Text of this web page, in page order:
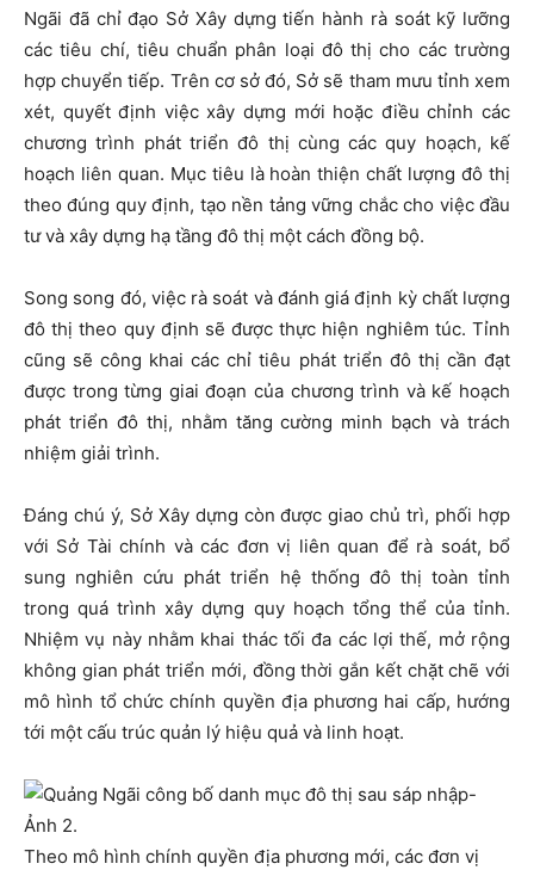
Ngãi đã chỉ đạo Sở Xây dựng tiến hành rà soát kỹ lưỡng
các tiêu chí, tiêu chuẩn phân loại đô thị cho các trường
hợp chuyển tiếp. Trên cơ sở đó, Sở sẽ tham mưu tỉnh xem
xét, quyết định việc xây dựng mới hoặc điều chỉnh các
chương trình phát triển đô thị cùng các quy hoạch, kế
hoạch liên quan. Mục tiêu là hoàn thiện chất lượng đô thị
theo đúng quy định, tạo nền tảng vững chắc cho việc đầu
tư và xây dựng hạ tầng đô thị một cách đồng bộ.
Song song đó, việc rà soát và đánh giá định kỳ chất lượng
đô thị theo quy định sẽ được thực hiện nghiêm túc. Tỉnh
cũng sẽ công khai các chỉ tiêu phát triển đô thị cần đạt
được trong từng giai đoạn của chương trình và kế hoạch
phát triển đô thị, nhằm tăng cường minh bạch và trách
nhiệm giải trình.
Đáng chú ý, Sở Xây dựng còn được giao chủ trì, phối hợp
với Sở Tài chính và các đơn vị liên quan để rà soát, bổ
sung nghiên cứu phát triển hệ thống đô thị toàn tỉnh
trong quá trình xây dựng quy hoạch tổng thể của tỉnh.
Nhiệm vụ này nhằm khai thác tối đa các lợi thế, mở rộng
không gian phát triển mới, đồng thời gắn kết chặt chẽ với
mô hình tổ chức chính quyền địa phương hai cấp, hướng
tới một cấu trúc quản lý hiệu quả và linh hoạt.
Theo mô hình chính quyền địa phương mới, các đơn vị